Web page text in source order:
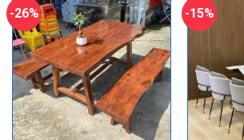
-26% -15%